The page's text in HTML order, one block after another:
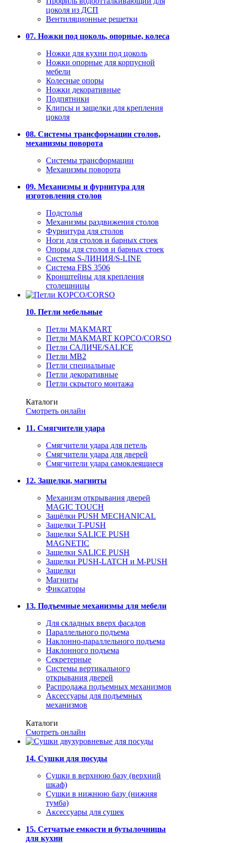
цоколя из ДСП
Вентиляционные решетки
07. Ножки под цоколь, опорные, колеса
Ножки для кухни под цоколь
Ножки опорные для корпусной
мебели
Колесные опоры
Ножки декоративные
Подпятники
Клипсы и защелки для крепления
цоколя
08. Системы трансформации столов,
механизмы поворота
Системы трансформации
Механизмы поворота
09. Механизмы и фурнитура для
изготовления столов
Подстолья
Механизмы раздвижения столов
Фурнитура для столов
Ноги для столов и барных стоек
Опоры для столов и барных стоек
Система S-ЛИНИЯ/S-LINE
Система FBS 3506
Кронштейны для крепления
столешницы
10. Петли мебельные
Петли MAKMART
Петли MAKMART КОРСО/CORSO
Петли САЛИЧЕ/SALICE
Петли MB2
Петли специальные
Петли декоративные
Петли скрытого монтажа
Каталоги
Смотреть онлайн
11. Смягчители удара
Смягчители удара для петель
Смягчители удара для дверей
Cмягчители удара самоклеящиеся
12. Защелки, магниты
Механизм открывания дверей
MAGIC TOUCH
Защёлки PUSH MECHANICAL
Защелки T-PUSH
Защелки SALICE PUSH
MAGNETIC
Защелки SALICE PUSH
Защелки PUSH-LATCH и M-PUSH
Защелки
Магниты
Фиксаторы
13. Подъемные механизмы для мебели
Для складных вверх фасадов
Параллельного подъема
Наклонно-параллельного подъема
Наклонного подъема
Секретерные
Системы вертикального
открывания дверей
Распродажа подъемных механизмов
Аксессуары для подъемных
механизмов
Каталоги
Смотреть онлайн
14. Сушки для посуды
Сушки в верхнюю базу (верхний
шкаф)
Сушки в нижнюю базу (нижняя
тумба)
Аксессуары для сушек
15. Сетчатые емкости и бутылочницы
для кухни